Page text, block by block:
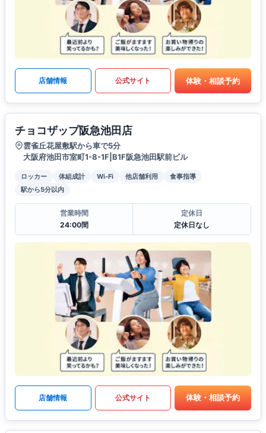
店舗情報 公式サイト 体験・相談予約
チョコザップ阪急池田店
雲雀丘花屋敷駅から車で5分
大阪府池田市室町1-8-1F|B1F阪急池田駅前ビル
ロッカー 体組成計 Wi-Fi 他店舗利用
食事指導
駅から5分以内
営業時間
24:00間
定休日
定休日なし
店舗情報 公式サイト 体験・相談予約